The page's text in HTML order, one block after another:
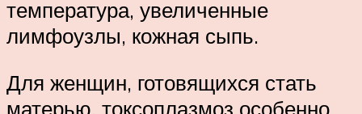
температура, увеличенные
лимфоузлы, кожная сыпь.
Для женщин, готовящихся стать
матерью, токсоплазмоз особенно